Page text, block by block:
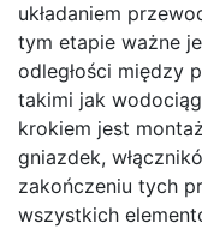
układaniem
tym etapie ważne
odległości między
takimi jak
krokiem jest
gniazdek,
zakończeniu tych
wszystkich